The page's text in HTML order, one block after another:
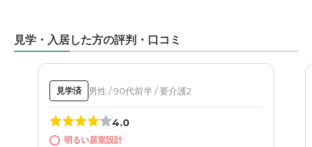
見学・入居した方の評判・口コミ
見学済 男性 / 90代前半 / 要介護2
4.0
明るい居室設計